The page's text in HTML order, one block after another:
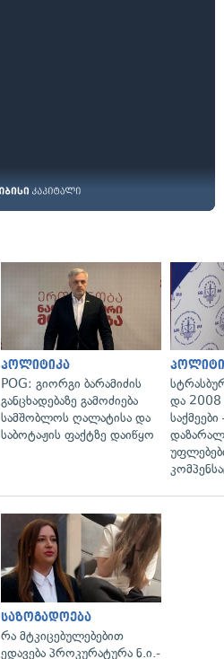
პოლიტიკა
POG: გიორგი ბარამიძის
განცხადებაზე გამოძიება
სამშობლოს ღალატისა და
საბოტაჟის ფაქტზე დაიწყო
და 2008
საზოგადოება
რა მტკიცებულებებით
ედავება პროკურატურა ნ.ი.-